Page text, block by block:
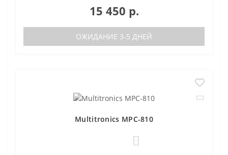
15 450 р.
ОЖИДАНИЕ 3-5 ДНЕЙ
Multitronics MPC-810